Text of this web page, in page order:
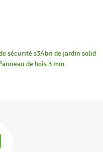
sécurité s3Abri de jardin solid
de bois 3 mm